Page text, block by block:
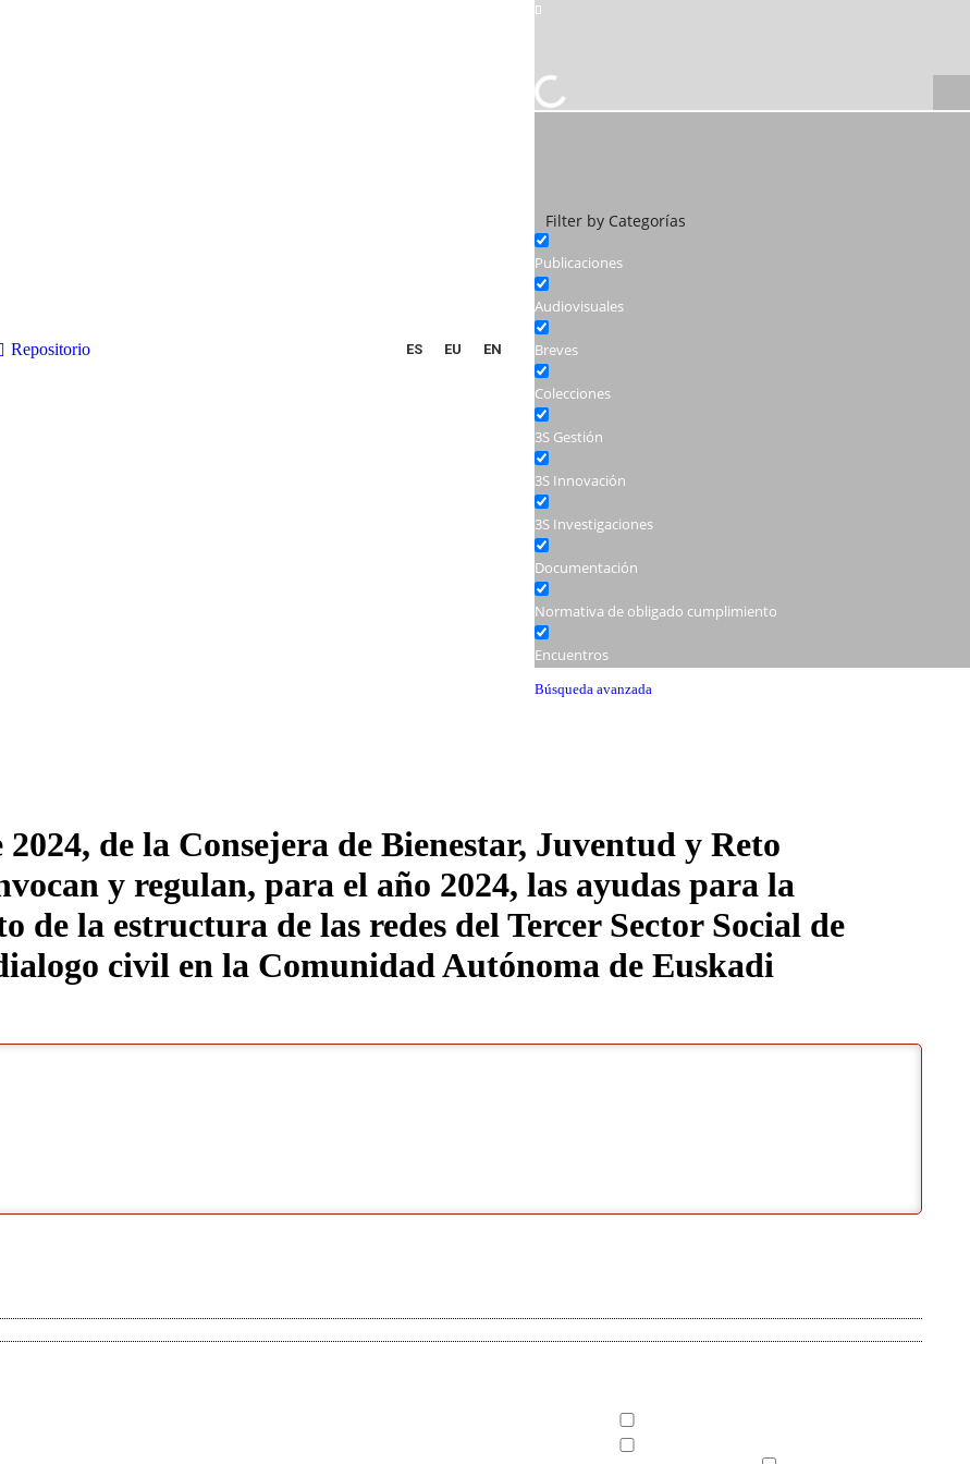
Repositorio ES EU EN
Filter by Categorías
Publicaciones
Audiovisuales
Breves
Colecciones
3S Gestión
3S Innovación
3S Investigaciones
Documentación
Normativa de obligado cumplimiento
Encuentros
Jornadas
Búsqueda avanzada
de la Consejera de Bienestar, Juventud y Reto
y regulan, para el año 2024, las ayudas para la
de la estructura de las redes del Tercer Sector Social de
civil en la Comunidad Autónoma de Euskadi